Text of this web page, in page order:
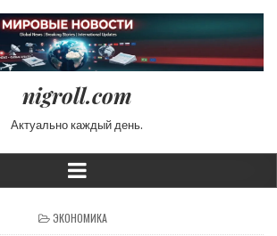
nigroll.com
Актуально каждый день.
POSTED IN
ЭКОНОМИКА